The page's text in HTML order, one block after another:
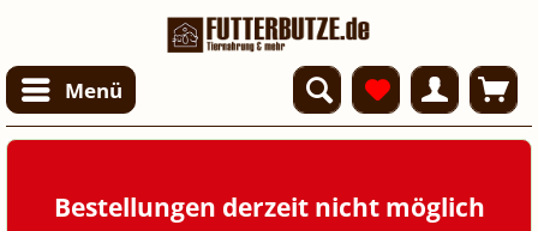
Menü
Bestellungen derzeit nicht möglich